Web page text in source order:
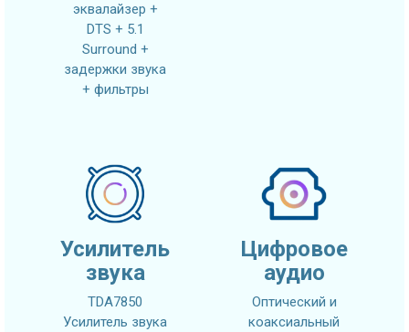
эквалайзер +
DTS + 5.1
Surround +
задержки звука
+ фильтры
Усилитель
звука
TDA7850
Усилитель звука
Цифровое
аудио
Оптический и
коаксиальный